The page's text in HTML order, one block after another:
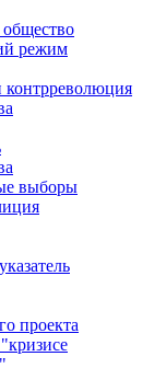
общество
режим
выборы
проекта